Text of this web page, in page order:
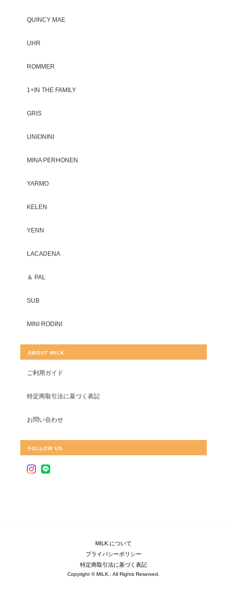
QUINCY MAE
UHR
ROMMER
1+IN THE FAMILY
GRIS
UNIONINI
MINA PERHONEN
YARMO
KELEN
YENN
LACADENA
＆ PAL
SUB
MINI RODINI
ABOUT MILK.
ご利用ガイド
特定商取引法に基づく表記
お問い合わせ
FOLLOW US
MILK.について
プライバシーポリシー
特定商取引法に基づく表記
Copyright © MILK.. All Rights Reserved.